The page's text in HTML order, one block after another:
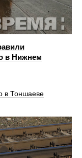
в Нижнем
в Тоншаеве